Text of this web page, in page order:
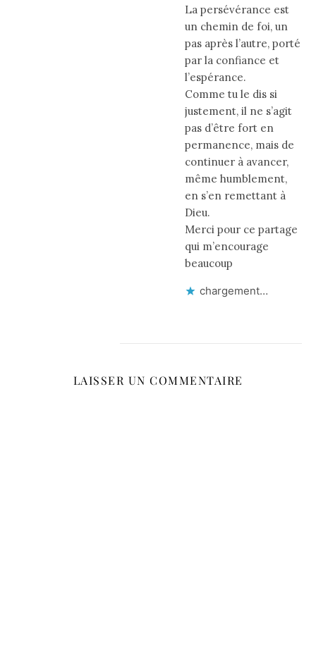
La persévérance est
un chemin de foi, un
pas après l’autre, porté
par la confiance et
l’espérance.
Comme tu le dis si
justement, il ne s’agit
pas d’être fort en
permanence, mais de
continuer à avancer,
même humblement,
en s’en remettant à
Dieu.
Merci pour ce partage
qui m’encourage
beaucoup
chargement…
LAISSER UN COMMENTAIRE